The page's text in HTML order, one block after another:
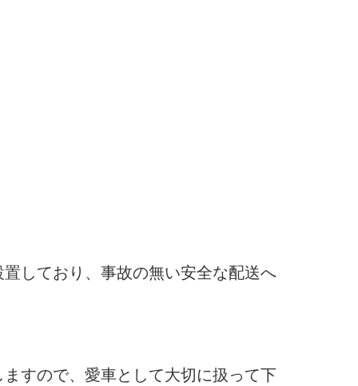
しており、事故の無い安全な配送へ
すので、愛車として大切に扱って下